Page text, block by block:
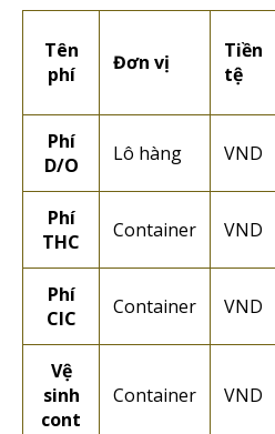
Tên
phí
Đơn vị
Tiền
tệ
Phí
D/O
Lô hàng VND
Phí
THC
Container VND
Phí
CIC
Container VND
Vệ
sinh
cont
Container VND